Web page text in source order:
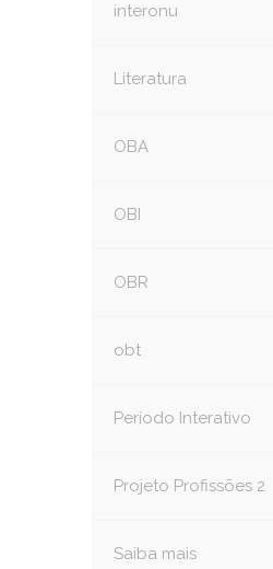
interonu
Literatura
OBA
OBI
OBR
obt
Período Interativo
Projeto Profissões 2
Saiba mais